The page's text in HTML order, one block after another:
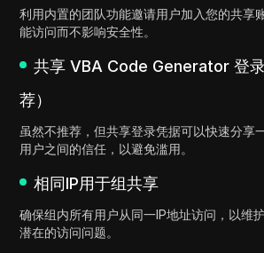
利用内置的团队功能邀请用户加入您的共享
能访问而不影响安全性。
共享 VBA Code Generator 登
荐）
虽然不推荐，但共享登录凭据可以快速分享
用户之间的信任，以避免滥用。
相同IP用于组共享
确保组内所有用户从同一IP地址访问，以维
潜在的访问问题。